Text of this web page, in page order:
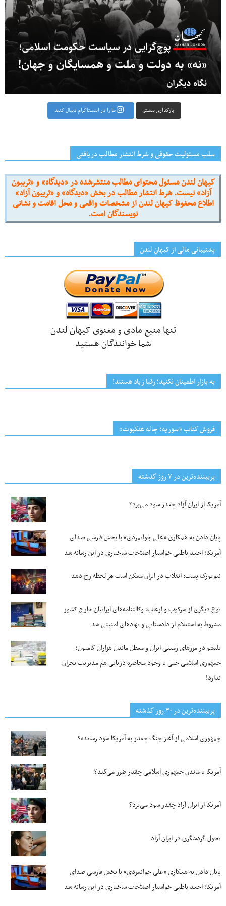
بارگذاری بیشتر ما را در اینستاگرام دنبال کنید
سلب مسئولیت حقوقی و شرط انتشار مطالب دریافتی
کیهان لندن مسئول محتوای مطالب منتشرشده در «دیدگاه» و «تریبون
آزاد» نیست. شرط انتشار مطالب در بخش «دیدگاه» و «تریبون آزاد»
اطلاع محفوظ کیهان لندن از مشخصات واقعی و محل اقامت و نشانی
نویسندگان است.
پشتیبانی مالی از کیهانِ لندن
تنها منبع مادی و معنوی کیهان لندن
شما خوانندگان هستید
به بازار اطمینان نکنید؛ رقبا زیاد هستند!
فروش کتاب «سوریه: چاله عنکبوت»
پربیننده‌ترین‌ در ۷ روز گذشته
آمریکا از ایران آزاد چقدر سود می‌برد؟
پایان دادن به همکاری «علی جوانمردی» با بخش فارسی صدای
آمریکا؛ احمد باطبی خواستار اصلاحات ساختاری در این رسانه شد
نیویورک پست: انقلاب در ایران ممکن است هر لحظه رخ دهد
نوع دیگری از سرکوب و ارعاب؛ وکالتنامه‌های ایرانیان خارج کشور
مشروط به استعلام از دادستانی و نهادهای امنیتی شد
بلبشو در مرزهای زمینی ایران و معطل ماندن هزاران کامیون؛
جمهوری اسلامی حتی با وجود محاصره دریایی هم مدیریت بحران
ندارد!
پربیننده‌ترین‌ در ۳۰ روز گذشته
جمهوری اسلامی از آغاز جنگ چقدر به آمریکا سود رسانده؟
آمریکا با ماندن جمهوری اسلامی چقدر ضرر می‌کند؟
آمریکا از ایران آزاد چقدر سود می‌برد؟
تحول گردشگری در ایران آزاد
پایان دادن به همکاری «علی جوانمردی» با بخش فارسی صدای
آمریکا؛ احمد باطبی خواستار اصلاحات ساختاری در این رسانه شد